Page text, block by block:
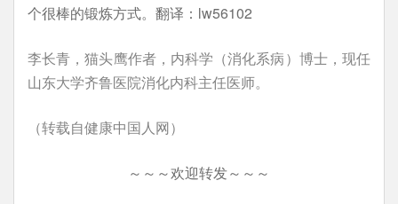
个很棒的锻炼方式。 翻译：lw56102
李长青，猫头鹰作者，内科学（消化系病）博士，现任
山东大学齐鲁医院消化内科主任医师。
（转载自健康中国人网）
～～～欢迎转发～～～